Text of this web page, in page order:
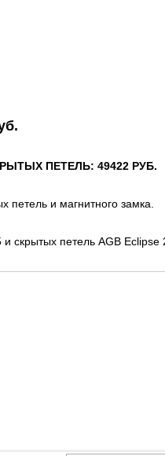
ПЕТЕЛЬ: 49422 РУБ.
петель и магнитного замка.
скрытых петель AGB Eclipse